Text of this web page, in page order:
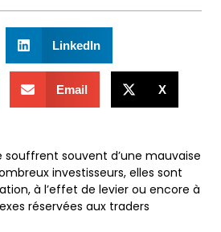
LinkedIn
Email X
souffrent souvent d’une mauvaise
investisseurs, elles sont
à l’effet de levier ou encore à
réservées aux traders